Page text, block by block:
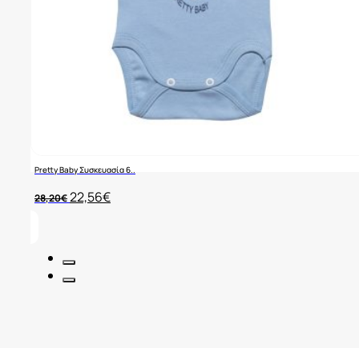
Pretty Baby Συσκευασία 6..
28,20€ Original
price
22,56€Η
τρέχουσα